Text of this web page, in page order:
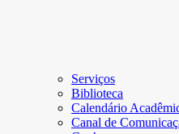
Serviços
Biblioteca
Calendário
Canal de